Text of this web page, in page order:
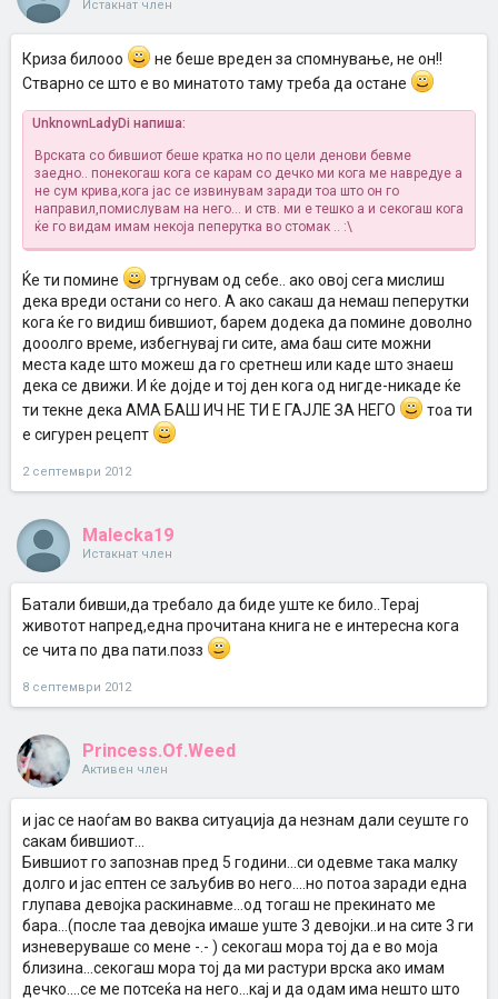
Истакнат член
Криза билооо
не беше вреден за спомнување, не он!!
Стварно се што е во минатото таму треба да остане
UnknownLadyDi напиша:
Врската со бившиот беше кратка но по цели денови бевме
заедно.. понекогаш кога се карам со дечко ми кога ме навредуе а
не сум крива,кога јас се извинувам заради тоа што он го
направил,помислувам на него... и ств. ми е тешко а и секогаш кога
ќе го видам имам некоја пеперутка во стомак .. :\
Ќе ти помине
тргнувам од себе.. ако овој сега мислиш
дека вреди остани со него. А ако сакаш да немаш пеперутки
кога ќе го видиш бившиот, барем додека да помине доволно
дооолго време, избегнувај ги сите, ама баш сите можни
места каде што можеш да го сретнеш или каде што знаеш
дека се движи. И ќе дојде и тој ден кога од нигде-никаде ќе
ти текне дека АМА БАШ ИЧ НЕ ТИ Е ГАЈЛЕ ЗА НЕГО
тоа ти
е сигурен рецепт
2 септември 2012
Malecka19
Истакнат член
Батали бивши,да требало да биде уште ке било..Терај
животот напред,една прочитана книга не е интересна кога
се чита по два пати.позз
8 септември 2012
Princess.Of.Weed
Активен член
и јас се наоѓам во ваква ситуација да незнам дали сеуште го
сакам бившиот...
Бившиот го запознав пред 5 години...си одевме така малку
долго и јас ептен се заљубив во него....но потоа заради една
глупава девојка раскинавме...од тогаш не прекинато ме
бара...(после таа девојка имаше уште 3 девојки..и на сите 3 ги
изневеруваше со мене -.- ) секогаш мора тој да е во моја
близина...секогаш мора тој да ми растури врска ако имам
дечко....се ме потсеќа на него...кај и да одам има нешто што